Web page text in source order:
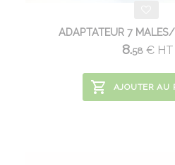
ADAPTATEUR 7 MALES/
8.58 €HT
AJOUTER AU